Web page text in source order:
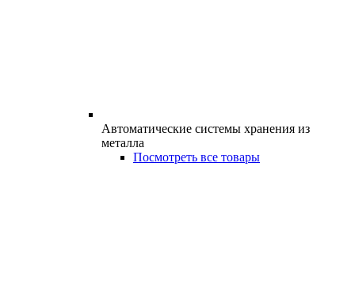
Автоматические системы хранения из
металла
Посмотреть все товары